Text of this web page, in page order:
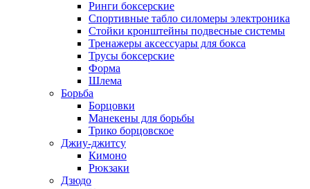
Ринги боксерские
Спортивные табло силомеры электроника
Стойки кронштейны подвесные системы
Тренажеры аксессуары для бокса
Трусы боксерские
Форма
Шлема
Борьба
Борцовки
Манекены для борьбы
Трико борцовское
Джиу-джитсу
Кимоно
Рюкзаки
Дзюдо